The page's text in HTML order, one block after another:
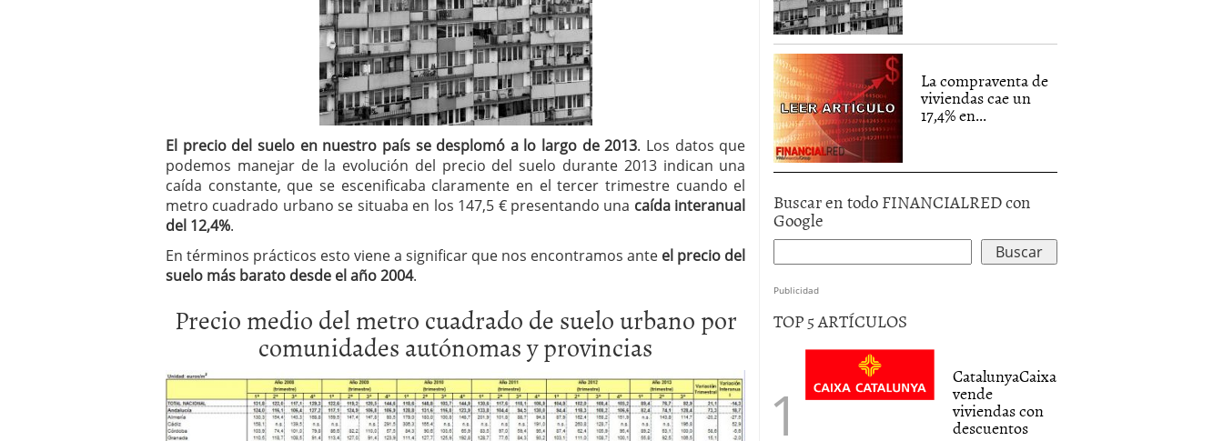
El precio del suelo en nuestro país se desplomó a lo largo de 2013. Los datos que
podemos manejar de la evolución del precio del suelo durante 2013 indican una
caída constante, que se escenificaba claramente en el tercer trimestre cuando el
metro cuadrado urbano se situaba en los 147,5 € presentando una caída interanual
del 12,4%.
En términos prácticos esto viene a significar que nos encontramos ante el precio del
suelo más barato desde el año 2004.
Precio medio del metro cuadrado de suelo urbano por
comunidades autónomas y provincias
La compraventa de
viviendas cae un
17,4% en...
Buscar en todo FINANCIALRED con
Google
Publicidad
TOP 5 ARTÍCULOS
CatalunyaCaixa
vende
viviendas con
descuentos